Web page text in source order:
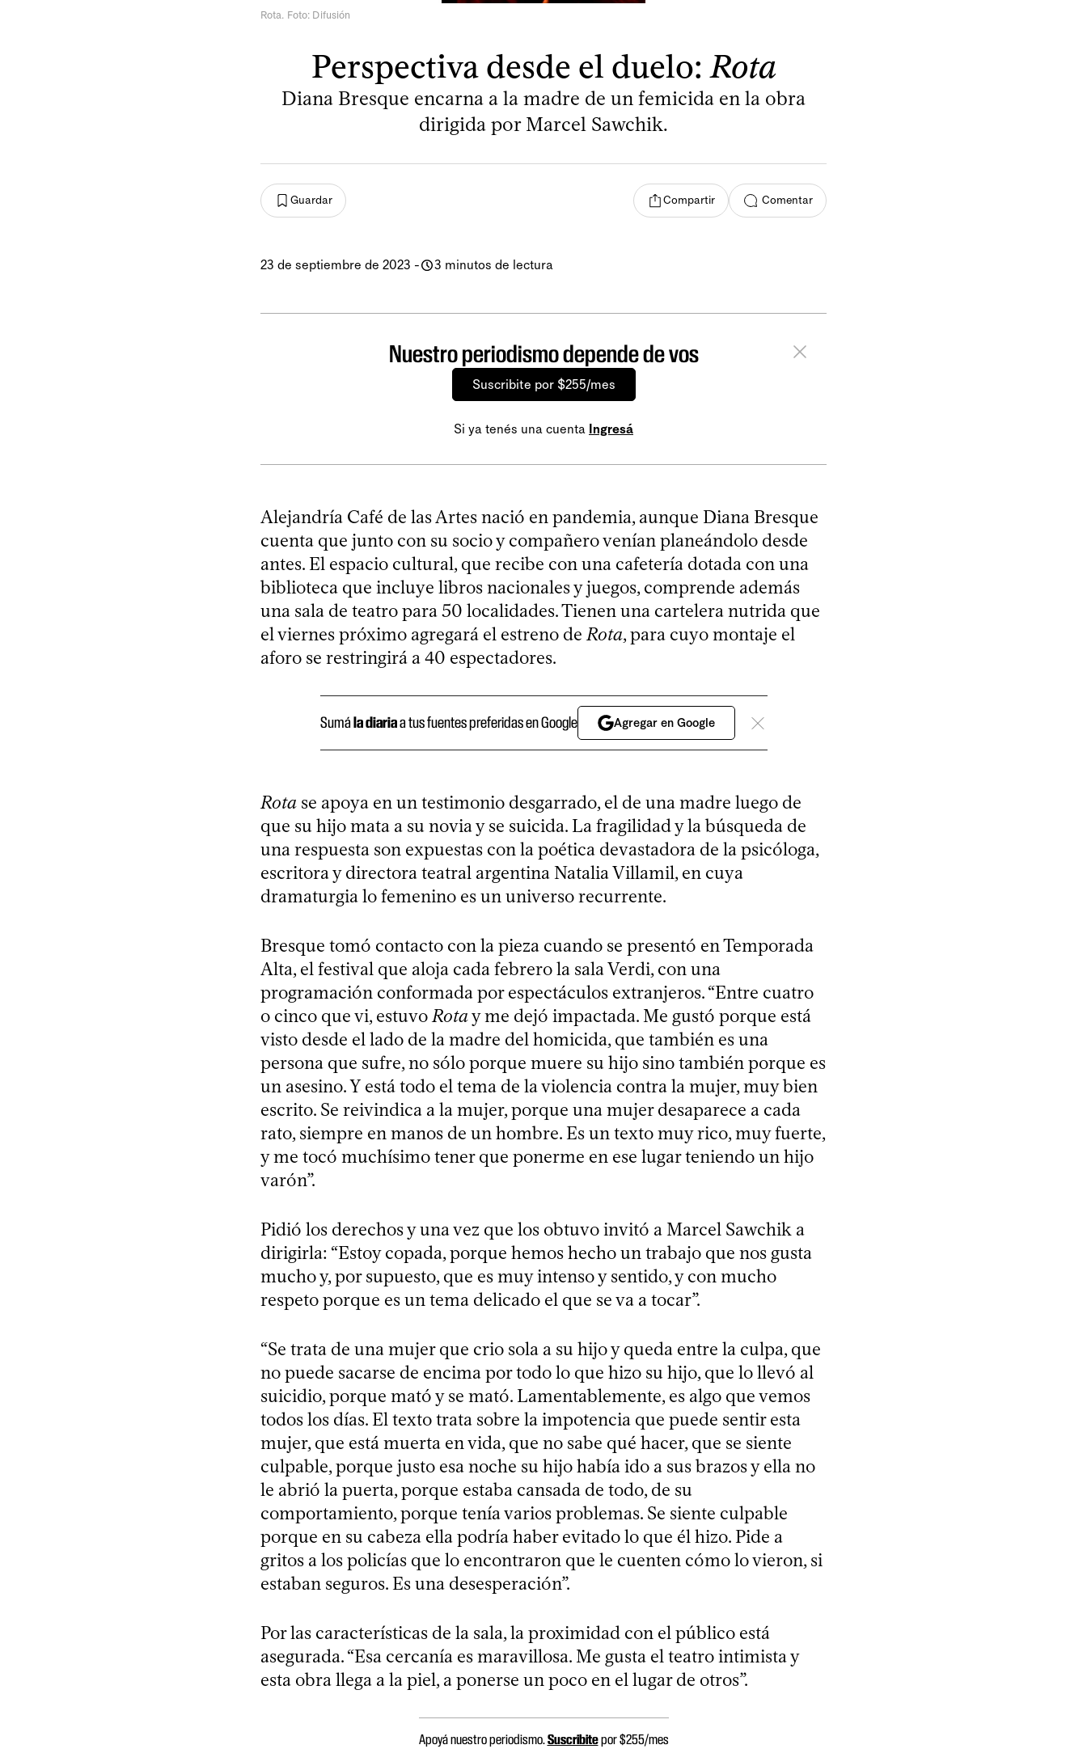
Rota. Foto: Difusión
Perspectiva desde el duelo:Rota
Diana Bresque encarna a la madre de un femicida en la obra
dirigida por Marcel Sawchik.
Guardar Compartir Comentar
23 de septiembre de 2023 - 3 minutos de lectura
Nuestro periodismo depende de vos
Suscribite por $255/mes
Si ya tenés una cuenta Ingresá
Alejandría Café de las Artes nació en pandemia, aunque Diana Bresque
cuenta que junto con su socio y compañero venían planeándolo desde
antes. El espacio cultural, que recibe con una cafetería dotada con una
biblioteca que incluye libros nacionales y juegos, comprende además
una sala de teatro para 50 localidades. Tienen una cartelera nutrida que
el viernes próximo agregará el estreno deRota, para cuyo montaje el
aforo se restringirá a 40 espectadores.
Sumála diariaa tus fuentes preferidas en Google Agregar en Google
Rota se apoya en un testimonio desgarrado, el de una madre luego de
que su hijo mata a su novia y se suicida. La fragilidad y la búsqueda de
una respuesta son expuestas con la poética devastadora de la psicóloga,
escritora y directora teatral argentina Natalia Villamil, en cuya
dramaturgia lo femenino es un universo recurrente.
Bresque tomó contacto con la pieza cuando se presentó en Temporada
Alta, el festival que aloja cada febrero la sala Verdi, con una
programación conformada por espectáculos extranjeros. “Entre cuatro
o cinco que vi, estuvoRotay me dejó impactada. Me gustó porque está
visto desde el lado de la madre del homicida, que también es una
persona que sufre, no sólo porque muere su hijo sino también porque es
un asesino. Y está todo el tema de la violencia contra la mujer, muy bien
escrito. Se reivindica a la mujer, porque una mujer desaparece a cada
rato, siempre en manos de un hombre. Es un texto muy rico, muy fuerte,
y me tocó muchísimo tener que ponerme en ese lugar teniendo un hijo
varón”.
Pidió los derechos y una vez que los obtuvo invitó a Marcel Sawchik a
dirigirla: “Estoy copada, porque hemos hecho un trabajo que nos gusta
mucho y, por supuesto, que es muy intenso y sentido, y con mucho
respeto porque es un tema delicado el que se va a tocar”.
“Se trata de una mujer que crio sola a su hijo y queda entre la culpa, que
no puede sacarse de encima por todo lo que hizo su hijo, que lo llevó al
suicidio, porque mató y se mató. Lamentablemente, es algo que vemos
todos los días. El texto trata sobre la impotencia que puede sentir esta
mujer, que está muerta en vida, que no sabe qué hacer, que se siente
culpable, porque justo esa noche su hijo había ido a sus brazos y ella no
le abrió la puerta, porque estaba cansada de todo, de su
comportamiento, porque tenía varios problemas. Se siente culpable
porque en su cabeza ella podría haber evitado lo que él hizo. Pide a
gritos a los policías que lo encontraron que le cuenten cómo lo vieron, si
estaban seguros. Es una desesperación”.
Por las características de la sala, la proximidad con el público está
asegurada. “Esa cercanía es maravillosa. Me gusta el teatro intimista y
esta obra llega a la piel, a ponerse un poco en el lugar de otros”.
Apoyá nuestro periodismo.Suscribitepor $255/mes